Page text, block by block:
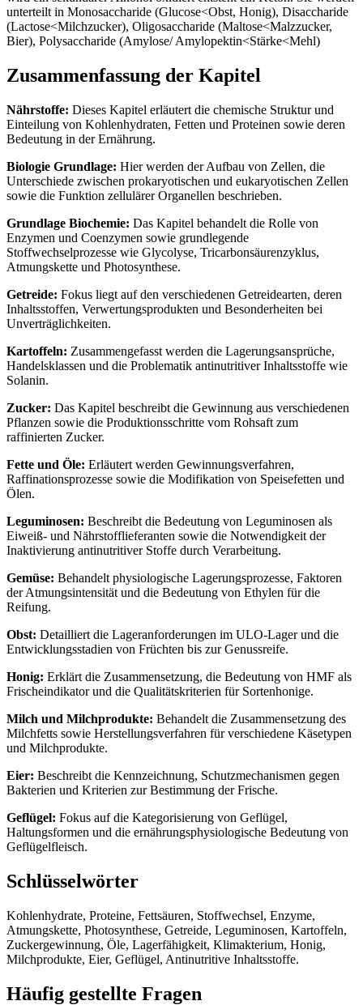
unterteilt in Monosaccharide (Glucose<Obst, Honig), Disaccharide
(Lactose<Milchzucker), Oligosaccharide (Maltose<Malzzucker,
Bier), Polysaccharide (Amylose/ Amylopektin<Stärke<Mehl)
Zusammenfassung der Kapitel
Nährstoffe: Dieses Kapitel erläutert die chemische Struktur und
Einteilung von Kohlenhydraten, Fetten und Proteinen sowie deren
Bedeutung in der Ernährung.
Biologie Grundlage: Hier werden der Aufbau von Zellen, die
Unterschiede zwischen prokaryotischen und eukaryotischen Zellen
sowie die Funktion zellulärer Organellen beschrieben.
Grundlage Biochemie: Das Kapitel behandelt die Rolle von
Enzymen und Coenzymen sowie grundlegende
Stoffwechselprozesse wie Glycolyse, Tricarbonsäurenzyklus,
Atmungskette und Photosynthese.
Getreide: Fokus liegt auf den verschiedenen Getreidearten, deren
Inhaltsstoffen, Verwertungsprodukten und Besonderheiten bei
Unverträglichkeiten.
Kartoffeln: Zusammengefasst werden die Lagerungsansprüche,
Handelsklassen und die Problematik antinutritiver Inhaltsstoffe wie
Solanin.
Zucker: Das Kapitel beschreibt die Gewinnung aus verschiedenen
Pflanzen sowie die Produktionsschritte vom Rohsaft zum
raffinierten Zucker.
Fette und Öle: Erläutert werden Gewinnungsverfahren,
Raffinationsprozesse sowie die Modifikation von Speisefetten und
Ölen.
Leguminosen: Beschreibt die Bedeutung von Leguminosen als
Eiweiß- und Nährstofflieferanten sowie die Notwendigkeit der
Inaktivierung antinutritiver Stoffe durch Verarbeitung.
Gemüse: Behandelt physiologische Lagerungsprozesse, Faktoren
der Atmungsintensität und die Bedeutung von Ethylen für die
Reifung.
Obst: Detailliert die Lageranforderungen im ULO-Lager und die
Entwicklungsstadien von Früchten bis zur Genussreife.
Honig: Erklärt die Zusammensetzung, die Bedeutung von HMF als
Frischeindikator und die Qualitätskriterien für Sortenhonige.
Milch und Milchprodukte: Behandelt die Zusammensetzung des
Milchfetts sowie Herstellungsverfahren für verschiedene Käsetypen
und Milchprodukte.
Eier: Beschreibt die Kennzeichnung, Schutzmechanismen gegen
Bakterien und Kriterien zur Bestimmung der Frische.
Geflügel: Fokus auf die Kategorisierung von Geflügel,
Haltungsformen und die ernährungsphysiologische Bedeutung von
Geflügelfleisch.
Schlüsselwörter
Kohlenhydrate, Proteine, Fettsäuren, Stoffwechsel, Enzyme,
Atmungskette, Photosynthese, Getreide, Leguminosen, Kartoffeln,
Zuckergewinnung, Öle, Lagerfähigkeit, Klimakterium, Honig,
Milchprodukte, Eier, Geflügel, Antinutritive Inhaltsstoffe.
Häufig gestellte Fragen